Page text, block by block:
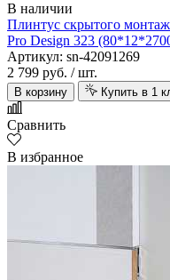
В наличии
Плинтус скрытого
Pro Design 323
Артикул: sn-42091269
2 799 руб. / шт.
В корзину Купить в 1
Сравнить
В избранное